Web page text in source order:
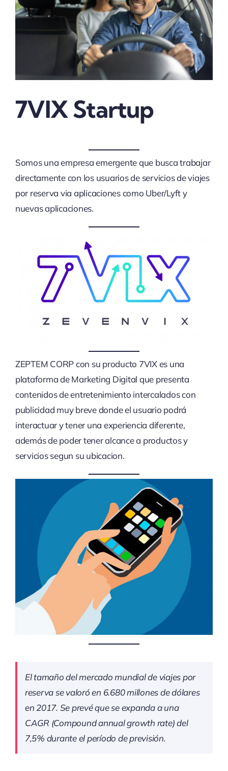
7VIX Startup
Somos una empresa emergente que busca trabajar
directamente con los usuarios de servicios de viajes
por reserva via aplicaciones como Uber/Lyft y
nuevas aplicaciones.
ZEPTEM CORP con su producto 7VIX es una
plataforma de Marketing Digital que presenta
contenidos de entretenimiento intercalados con
publicidad muy breve donde el usuario podrá
interactuar y tener una experiencia diferente,
además de poder tener alcance a productos y
servicios segun su ubicacion.
El tamaño del mercado mundial de viajes por
reserva se valoró en 6.680 millones de dólares
en 2017. Se prevé que se expanda a una
CAGR (Compound annual growth rate) del
7,5% durante el período de previsión.